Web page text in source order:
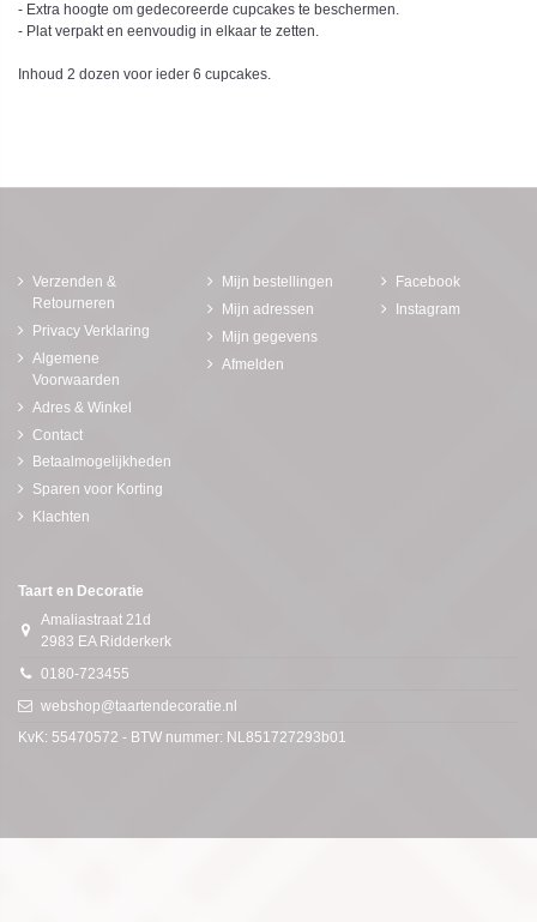
- Extra hoogte om gedecoreerde cupcakes te beschermen.
- Plat verpakt en eenvoudig in elkaar te zetten.
Inhoud 2 dozen voor ieder 6 cupcakes.
Verzenden &
Retourneren
Privacy Verklaring
Algemene
Voorwaarden
Adres & Winkel
Contact
Betaalmogelijkheden
Sparen voor Korting
Klachten
Mijn bestellingen
Mijn adressen
Mijn gegevens
Afmelden
Facebook
Instagram
Taart en Decoratie
Amaliastraat 21d
2983 EA Ridderkerk
0180-723455
webshop@taartendecoratie.nl
KvK: 55470572 - BTW nummer: NL851727293b01